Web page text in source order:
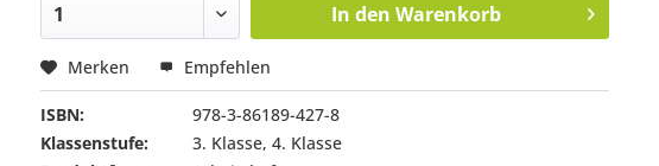
In den Warenkorb
Merken Empfehlen
ISBN:
978-3-86189-427-8
Klassenstufe:
3. Klasse, 4. Klasse